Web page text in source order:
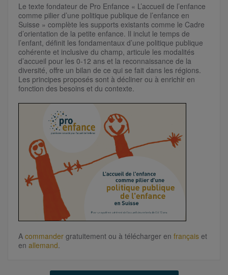
Le texte fondateur de Pro Enfance « L’accueil de l’enfance
comme pilier d’une politique publique de l’enfance en
Suisse » complète les supports existants comme le Cadre
d’orientation de la petite enfance. Il inclut le temps de
l’enfant, définit les fondamentaux d’une politique publique
cohérente et inclusive du champ, articule les modalités
d’accueil pour les 0-12 ans et la reconnaissance de la
diversité, offre un bilan de ce qui se fait dans les régions.
Les principes proposés sont à décliner ou à enrichir en
fonction des besoins et du contexte.
A commander gratuitement ou à télécharger en français et
en allemand.